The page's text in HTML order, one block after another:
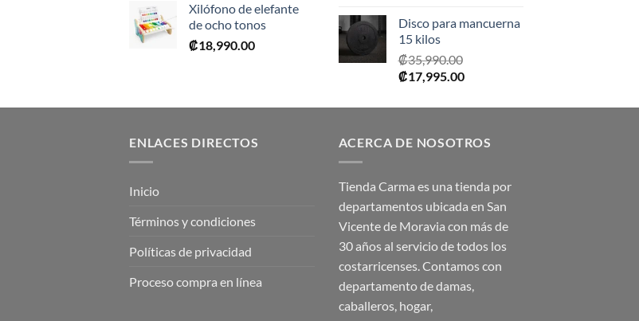
original
era:
₡28,990.00.
actual
es:
₡17,395.00.
Xilófono de elefante
de ocho tonos
₡18,990.00
Disco para mancuerna
15 kilos
₡35,990.00
El
original
₡35,990.00.
₡17,995.00El
actual
₡17,995.00.
ENLACES DIRECTOS
Inicio
Términos y condiciones
Políticas de privacidad
Proceso compra en línea
ACERCA DE NOSOTROS
Tienda Carma es una tienda por
departamentos ubicada en San
Vicente de Moravia con más de
30 años al servicio de todos los
costarricenses. Contamos con
departamento de damas,
caballeros, hogar,